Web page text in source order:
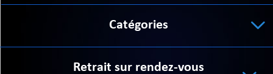
Catégories
Retrait sur rendez-vous